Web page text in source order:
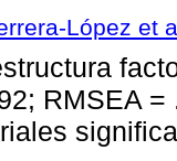
López et
RMSEA